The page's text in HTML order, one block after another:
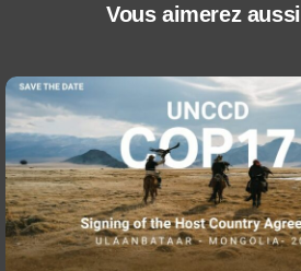
Vous aimerez aussi